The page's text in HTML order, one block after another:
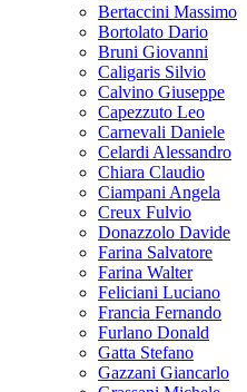
Bertaccini Massimo
Bortolato Dario
Bruni Giovanni
Caligaris Silvio
Calvino Giuseppe
Capezzuto Leo
Carnevali Daniele
Celardi Alessandro
Chiara Claudio
Ciampani Angela
Creux Fulvio
Donazzolo Davide
Farina Salvatore
Farina Walter
Feliciani Luciano
Francia Fernando
Furlano Donald
Gatta Stefano
Gazzani Giancarlo